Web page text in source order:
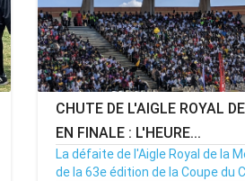
CHUTE DE L'AIGLE ROYAL
EN FINALE : L'HEURE...
La défaite de l'Aigle Royal de la
de la 63e édition de la Coupe du